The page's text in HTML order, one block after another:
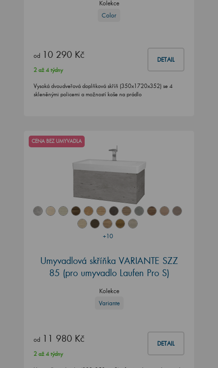
Kolekce
Color
od 10 290 Kč DETAIL
2 až 4 týdny
Vysoká dvoudveřová doplňková skříň (350x1720x352) se 4
skleněnými policemi a možností koše na prádlo
+10
CENA BEZ UMYVADLA
Umyvadlová skříňka VARIANTE SZZ
85 (pro umyvadlo Laufen Pro S)
Kolekce
Variante
od 11 980 Kč DETAIL
2 až 4 týdny